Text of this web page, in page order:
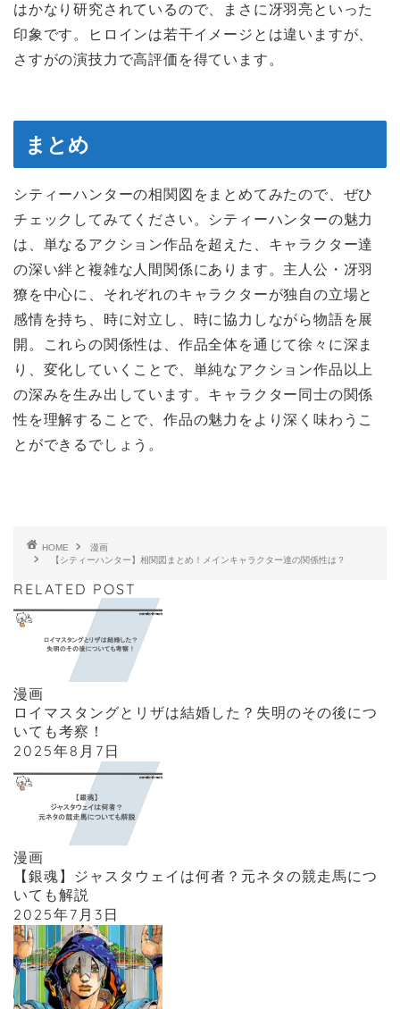
はかなり研究されているので、まさに冴羽亮といった
印象です。ヒロインは若干イメージとは違いますが、
さすがの演技力で高評価を得ています。
まとめ
シティーハンターの相関図をまとめてみたので、ぜひ
チェックしてみてください。シティーハンターの魅力
は、単なるアクション作品を超えた、キャラクター達
の深い絆と複雑な人間関係にあります。主人公・冴羽
獠を中心に、それぞれのキャラクターが独自の立場と
感情を持ち、時に対立し、時に協力しながら物語を展
開。これらの関係性は、作品全体を通じて徐々に深ま
り、変化していくことで、単純なアクション作品以上
の深みを生み出しています。キャラクター同士の関係
性を理解することで、作品の魅力をより深く味わうこ
とができるでしょう。
HOME
漫画
【シティーハンター】相関図まとめ！メインキャラクター達の関係性は？
RELATED POST
漫画
ロイマスタングとリザは結婚した？失明のその後につ
いても考察！
2025年8月7日
漫画
【銀魂】ジャスタウェイは何者？元ネタの競走馬につ
いても解説
2025年7月3日